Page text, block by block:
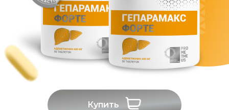
Купить